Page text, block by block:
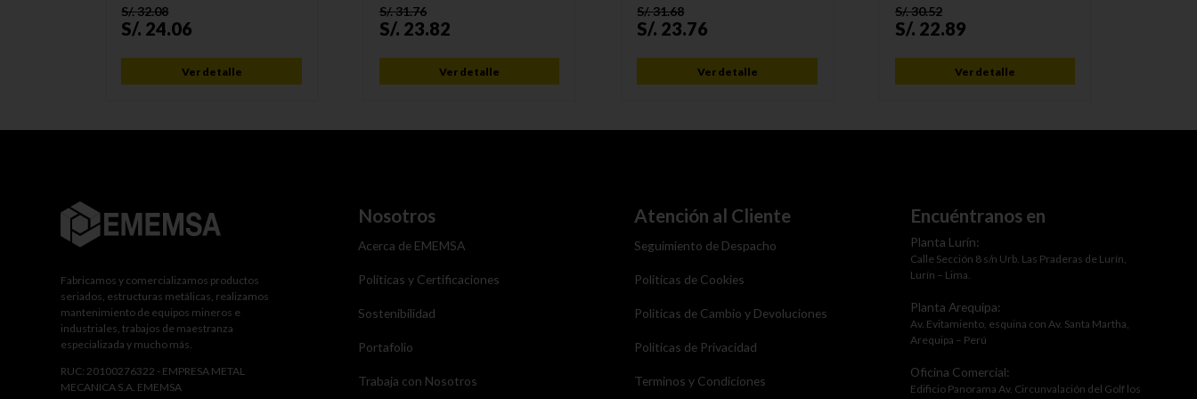
S/.32.08
S/. 24.06
Ver detalle
S/.31.76
S/. 23.82
Ver detalle
S/.31.68
S/. 23.76
Ver detalle
S/.30.52
S/. 22.89
Ver detalle
Fabricamos y comercializamos productos
seriados, estructuras metálicas, realizamos
mantenimiento de equipos mineros e
industriales, trabajos de maestranza
especializada y mucho más.
RUC: 20100276322 - EMPRESA METAL
MECANICA S.A. EMEMSA
Nosotros
Acerca de EMEMSA
Políticas y Certificaciones
Sostenibilidad
Portafolio
Trabaja con Nosotros
Atención al Cliente
Seguimiento de Despacho
Politicas de Cookies
Politicas de Cambio y Devoluciones
Politicas de Privacidad
Terminos y Condiciones
Encuéntranos en
Planta Lurín:
Calle Sección 8 s/n Urb. Las Praderas de Lurín,
Lurín – Lima.
Planta Arequipa:
Av. Evitamiento, esquina con Av. Santa Martha,
Arequipa – Perú
Oficina Comercial:
Edificio Panorama Av. Circunvalación del Golf los